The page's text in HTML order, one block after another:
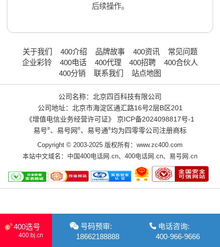
后续操作。
关于我们 400介绍 品牌故事 400资讯
常见问题
企业彩铃
400电话 400代理 400招聘
400合伙人
400分销
联系我们 站点地图
公司名称：北京四百科技有限公司
公司地址：北京市海淀区通汇路16号2层B区201
《增值电信业务经营许可证》
京ICP备2024098817号-1
易号®、易号网 ®、易号通®均为四零零公司注册商标
Copyright © 2003-2025 版权所有：www.zc400.com
本站中文域名： 中国400电话网.cn、 400电话网.cn、 易号网.cn
400选号
400.bj.cn
号码预审:
18662188888
电话咨询:
400-966-9666